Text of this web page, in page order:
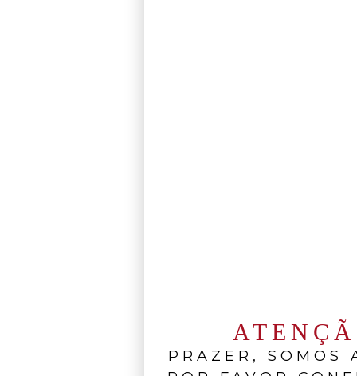
PRAZER, SOMOS